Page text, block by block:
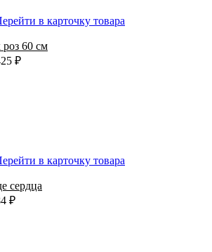
в карточку товара
роз 60 см
₽
в карточку товара
сердца
₽